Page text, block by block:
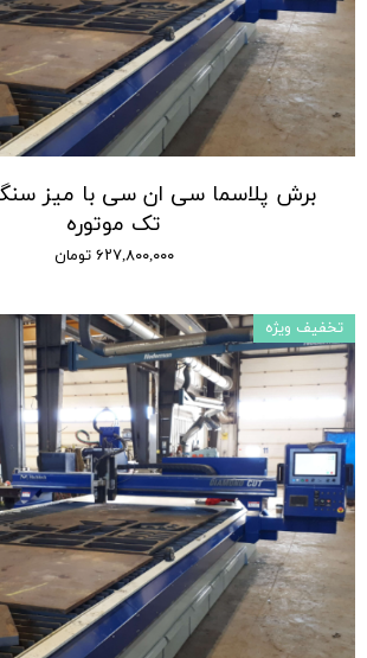
تک موتوره
۶۲۷,۸۰۰,۰۰۰ تومان
تخفیف ویژه